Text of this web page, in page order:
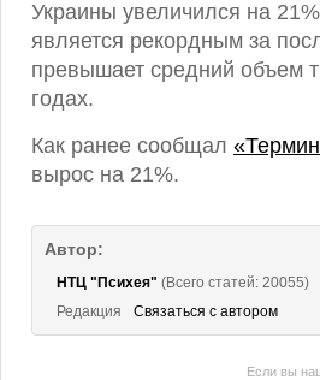
Украины увеличился на
является рекордным за
превышает средний объем
годах.
Как ранее сообщал
вырос на 21%.
Автор:
НТЦ "Психея" (Всего статей: 20055)
Редакция
Связаться с автором
Если вы